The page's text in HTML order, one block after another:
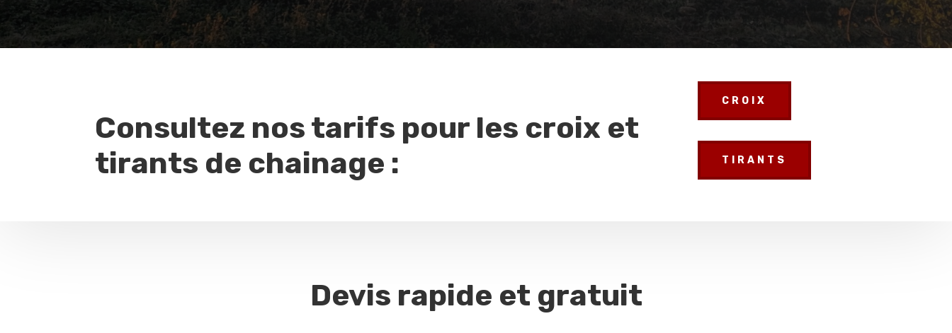
Consultez nos tarifs pour les croix et
tirants de chainage :
CROIX
TIRANTS
Devis rapide et gratuit